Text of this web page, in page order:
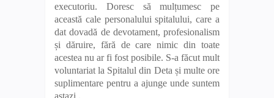
executoriu. Doresc să mulțumesc pe
această cale personalului spitalului, care a
dat dovadă de devotament, profesionalism
și dăruire, fără de care nimic din toate
acestea nu ar fi fost posibile. S-a făcut mult
voluntariat la Spitalul din Deta și multe ore
suplimentare pentru a ajunge unde suntem
astazi .